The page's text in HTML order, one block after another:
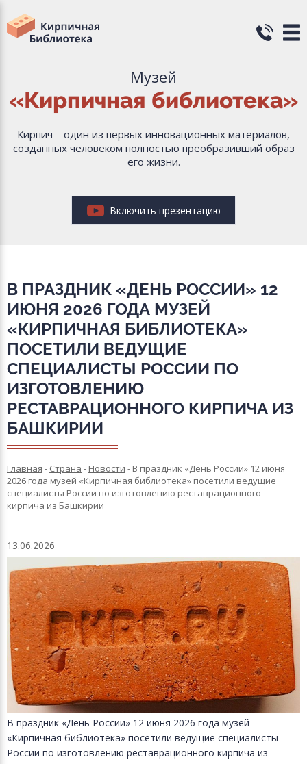
Музей
«Кирпичная библиотека»
Кирпич – один из первых инновационных материалов,
созданных человеком полностью преобразивший образ
его жизни.
Включить презентацию
В ПРАЗДНИК «ДЕНЬ РОССИИ» 12
ИЮНЯ 2026 ГОДА МУЗЕЙ
«КИРПИЧНАЯ БИБЛИОТЕКА»
ПОСЕТИЛИ ВЕДУЩИЕ
СПЕЦИАЛИСТЫ РОССИИ ПО
ИЗГОТОВЛЕНИЮ
РЕСТАВРАЦИОННОГО КИРПИЧА ИЗ
БАШКИРИИ
Главная - Страна - Новости - В праздник «День России» 12 июня
2026 года музей «Кирпичная библиотека» посетили ведущие
специалисты России по изготовлению реставрационного
кирпича из Башкирии
13.06.2026
В праздник «День России» 12 июня 2026 года музей
«Кирпичная библиотека» посетили ведущие специалисты
России по изготовлению реставрационного кирпича из